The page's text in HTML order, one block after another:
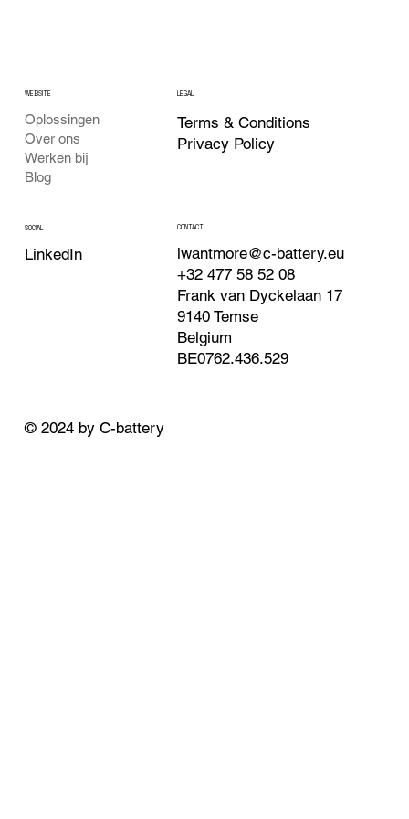
WEBSITE
Oplossingen
Over ons
Werken bij
Blog
LEGAL
Terms & Conditions
Privacy Policy
SOCIAL
LinkedIn
CONTACT
iwantmore@c-battery.eu
+32 477 58 52 08
Frank van Dyckelaan 17
9140 Temse
Belgium
BE0762.436.529
© 2024 by C-battery